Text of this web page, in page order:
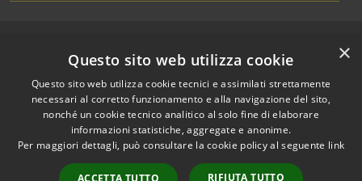
Accessibilità
Privacy
Cookie
Mappa del sito
Area riservata
amministratori comunali
Copyright © 2026 • Comune di
Riccione • Powered by
Municipium•Accesso
redazione
×
Questo sito web utilizza cookie
Questo sito web utilizza cookie tecnici e assimilati strettamente
necessari al corretto funzionamento e alla navigazione del sito,
nonché un cookie tecnico analitico al solo fine di elaborare
informazioni statistiche, aggregate e anonime.
Per maggiori dettagli, può consultare la cookie policy al seguente link
ACCETTA TUTTO RIFIUTA TUTTO